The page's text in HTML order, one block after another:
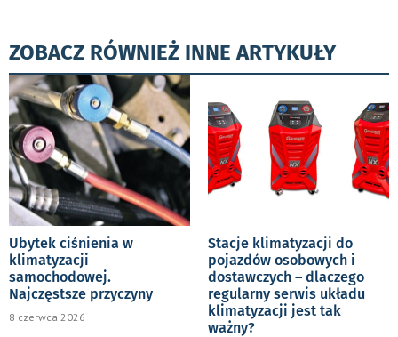
ZOBACZ RÓWNIEŻ INNE ARTYKUŁY
Ubytek ciśnienia w
klimatyzacji
samochodowej.
Najczęstsze przyczyny
8 czerwca 2026
Stacje klimatyzacji do
pojazdów osobowych i
dostawczych – dlaczego
regularny serwis układu
klimatyzacji jest tak
ważny?